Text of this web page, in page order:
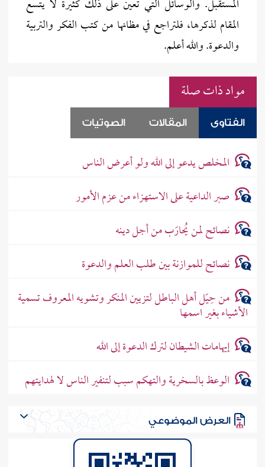
المستقبل. والوسائل التي تعين على ذلك كثيرة لا يتسع
المقام لذكرها، فلتراجع في مظانها من كتب الفكر والتربية
والدعوة. والله أعلم.
مواد ذات صلة
الفتاوى المقالات الصوتيات
المخلص يدعو إلى الله ولو أعرض الناس
صبر الداعية على الاستهزاء من عزم الأمور
نصائح لمن يُحارَب من أجل دينه
نصائح للموازنة بين طلب العلم والدعوة
من حِيَل أهل الباطل لتزيين المنكر وتشويه المعروف تسمية
الأشياء بغير اسمها
إيهامات الشيطان لترك الدعوة إلى الله
الوعظ بالسخرية والتهكم سبب لتنفير الناس لا لهدايتهم
العرض الموضوعي